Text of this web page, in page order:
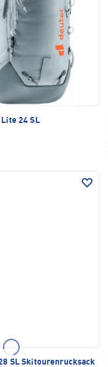
Lite 24 SL
SL Skitourenrucksack